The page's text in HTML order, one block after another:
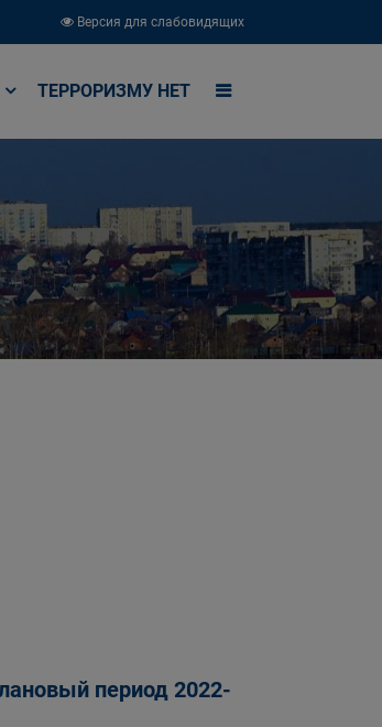
Версия для слабовидящих
ТЕРРОРИЗМУ НЕТ
период 2022-